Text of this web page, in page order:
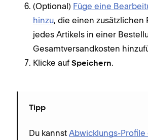
(Optional) Füge eine
hinzu, die einen zusätzlichen
jedes Artikels in einer
Gesamtversandkosten
Klicke auf Speichern.
Tipp
Du kannst Abwicklungs-Profile